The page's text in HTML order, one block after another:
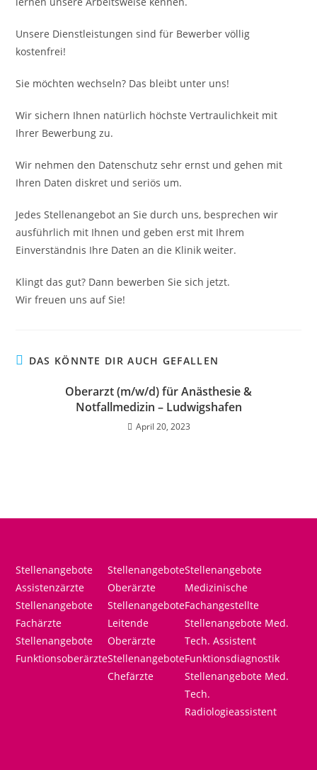
Unsere Dienstleistungen sind für Bewerber völlig
kostenfrei!
Sie möchten wechseln? Das bleibt unter uns!
Wir sichern Ihnen natürlich höchste Vertraulichkeit mit
Ihrer Bewerbung zu.
Wir nehmen den Datenschutz sehr ernst und gehen mit
Ihren Daten diskret und seriös um.
Jedes Stellenangebot an Sie durch uns, besprechen wir
ausführlich mit Ihnen und geben erst mit Ihrem
Einverständnis Ihre Daten an die Klinik weiter.
Klingt das gut? Dann bewerben Sie sich jetzt.
Wir freuen uns auf Sie!
DAS KÖNNTE DIR AUCH GEFALLEN
Oberarzt (m/w/d) für Anästhesie &
Notfallmedizin – Ludwigshafen
April 20, 2023
Stellenangebote
Assistenzärzte
Stellenangebote
Fachärzte
Stellenangebote
Funktionsoberärzte
Stellenangebote
Oberärzte
Stellenangebote
Leitende
Oberärzte
Stellenangebote
Chefärzte
Stellenangebote
Medizinische
Fachangestellte
Stellenangebote Med.
Tech. Assistent
Funktionsdiagnostik
Stellenangebote Med.
Tech.
Radiologieassistent